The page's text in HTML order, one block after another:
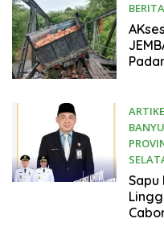
BERITA
2025
1
Sapu